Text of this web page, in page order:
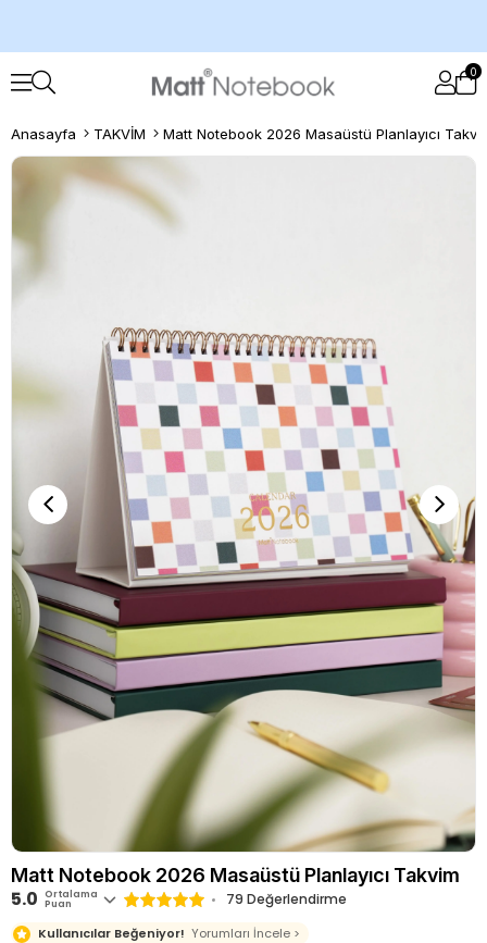
0
Anasayfa TAKVİM Matt Notebook 2026 Masaüstü Planlayıcı
Matt Notebook 2026 Masaüstü Planlayıcı Takvim
5.0 Ortalama
Puan 79 Değerlendirme
Kullanıcılar Beğeniyor! Yorumları İncele >